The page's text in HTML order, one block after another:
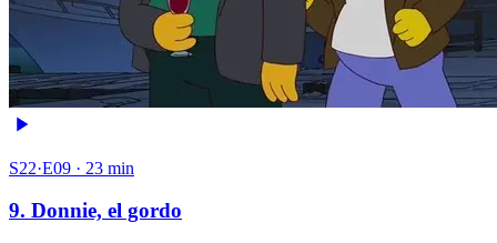
S22·E09 · 23 min
9. Donnie, el gordo